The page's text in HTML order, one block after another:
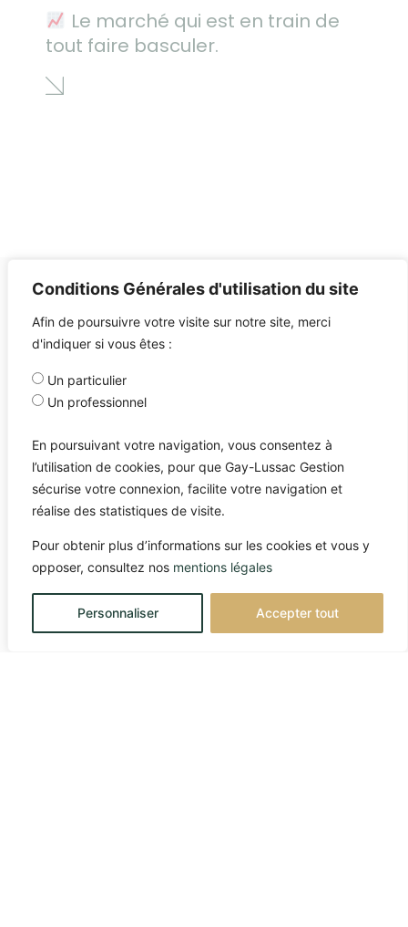
Conditions Générales d'utilisation du site
Afin de poursuivre votre visite sur notre site, merci
d'indiquer si vous êtes :
Un particulier
Un professionnel
En poursuivant votre navigation, vous consentez à
l’utilisation de cookies, pour que Gay-Lussac Gestion
sécurise votre connexion, facilite votre navigation et
réalise des statistiques de visite.
Pour obtenir plus d’informations sur les cookies et vous y
opposer, consultez nos mentions légales
Personnaliser Accepter tout
Le marché qui est en train de
tout faire basculer.